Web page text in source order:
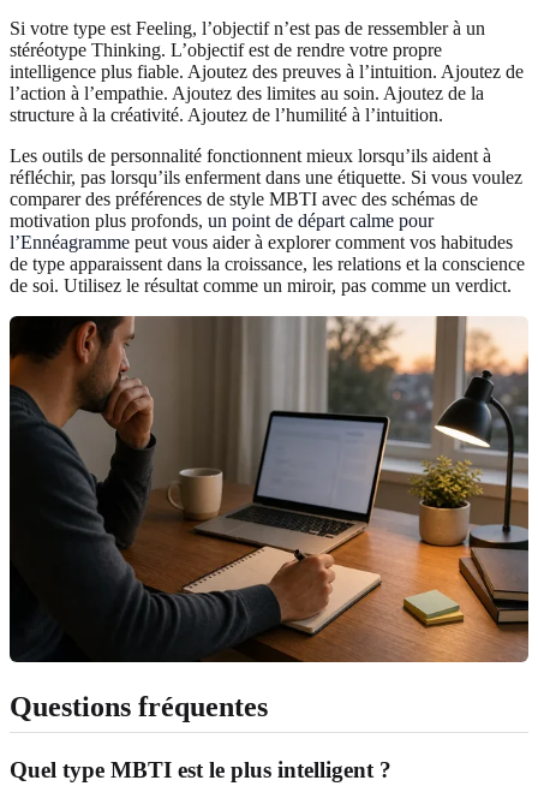
Si votre type est Feeling, l’objectif n’est pas de ressembler à un
stéréotype Thinking. L’objectif est de rendre votre propre
intelligence plus fiable. Ajoutez des preuves à l’intuition. Ajoutez de
l’action à l’empathie. Ajoutez des limites au soin. Ajoutez de la
structure à la créativité. Ajoutez de l’humilité à l’intuition.
Les outils de personnalité fonctionnent mieux lorsqu’ils aident à
réfléchir, pas lorsqu’ils enferment dans une étiquette. Si vous voulez
comparer des préférences de style MBTI avec des schémas de
motivation plus profonds, un point de départ calme pour
l’Ennéagramme peut vous aider à explorer comment vos habitudes
de type apparaissent dans la croissance, les relations et la conscience
de soi. Utilisez le résultat comme un miroir, pas comme un verdict.
Questions fréquentes
Quel type MBTI est le plus intelligent ?